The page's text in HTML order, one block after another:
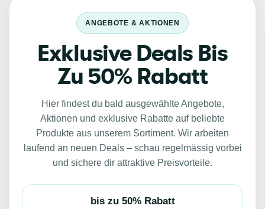
ANGEBOTE & AKTIONEN
Exklusive Deals Bis
Zu 50% Rabatt
Hier findest du bald ausgewählte Angebote,
Aktionen und exklusive Rabatte auf beliebte
Produkte aus unserem Sortiment. Wir arbeiten
laufend an neuen Deals – schau regelmässig vorbei
und sichere dir attraktive Preisvorteile.
bis zu 50% Rabatt